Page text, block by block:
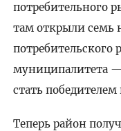
потребительного
там открыли семь
муниципалитета
стать
Теперь район